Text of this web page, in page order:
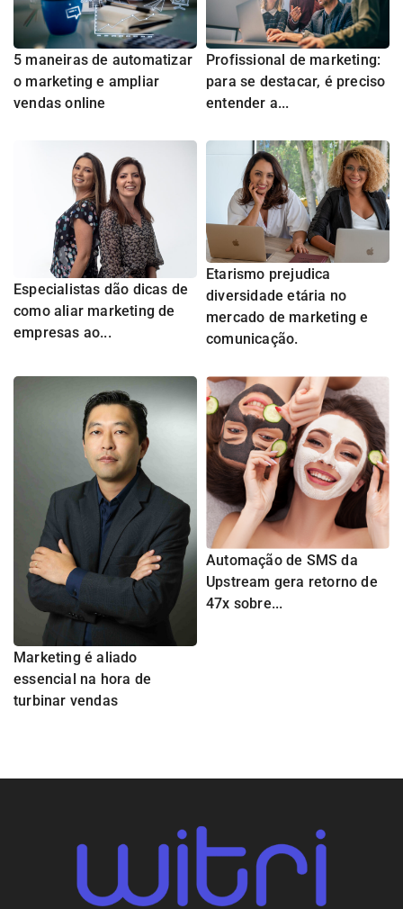
5 maneiras de automatizar
o marketing e ampliar
vendas online
Profissional de marketing:
para se destacar, é preciso
entender a...
Especialistas dão dicas de
como aliar marketing de
empresas ao...
Etarismo prejudica
diversidade etária no
mercado de marketing e
comunicação.
Marketing é aliado
essencial na hora de
turbinar vendas
Automação de SMS da
Upstream gera retorno de
47x sobre...